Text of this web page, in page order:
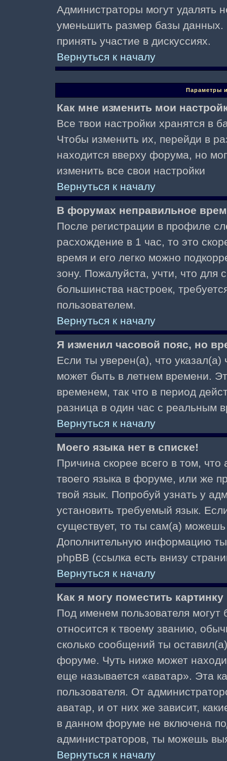
Администраторы могут удалять
уменьшить размер базы данных.
принять участие в дискуссиях.
Вернуться к началу
Параметры
Как мне изменить мои
Все твои настройки хранятся в
Чтобы изменить их, перейди в
находится вверху форума, но
изменить все свои настройки
Вернуться к началу
В форумах неправильное
После регистрации в профиле
расхождение в 1 час, то это
время и его легко можно
зону. Пожалуйста, учти, что для
большинства настроек,
пользователем.
Вернуться к началу
Я изменил часовой пояс, но
Если ты уверен(а), что
может быть в летнем времени.
временем, так что в период
разница в один час с реальным
Вернуться к началу
Моего языка нет в списке!
Причина скорее всего в том,
твоего языка в форуме, или же
твой язык. Попробуй узнать у
установить требуемый язык.
существует, то ты сам(а)
Дополнительную информацию
phpBB (ссылка есть внизу
Вернуться к началу
Как я могу поместить
Под именем пользователя могут
относится к твоему званию,
сколько сообщений ты
форуме. Чуть ниже может
еще называется «аватар». Эта
пользователя. От
аватар, и от них же зависит,
в данном форуме не включена
администраторов, ты можешь
Вернуться к началу